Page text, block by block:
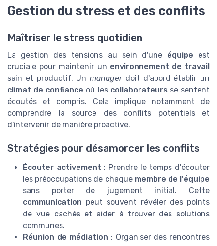
Gestion du stress et des conflits
Maîtriser le stress quotidien
La gestion des tensions au sein d'une équipe est
cruciale pour maintenir un environnement de travail
sain et productif. Un managerdoit d'abord établir un
climat de confiance où les collaborateurs se sentent
écoutés et compris. Cela implique notamment de
comprendre la source des conflits potentiels et
d'intervenir de manière proactive.
Stratégies pour désamorcer les conflits
Écouter activement : Prendre le temps d'écouter
les préoccupations de chaque membre de l'équipe
sans porter de jugement initial. Cette
communication peut souvent révéler des points
de vue cachés et aider à trouver des solutions
communes.
Réunion de médiation : Organiser des rencontres